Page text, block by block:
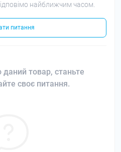
найближчим часом.
питання
товар, станьте
своє питання.